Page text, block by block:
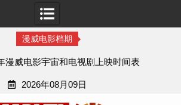
漫威电影档期
漫威电影宇宙和电视剧上映时间表
2026年08月09日